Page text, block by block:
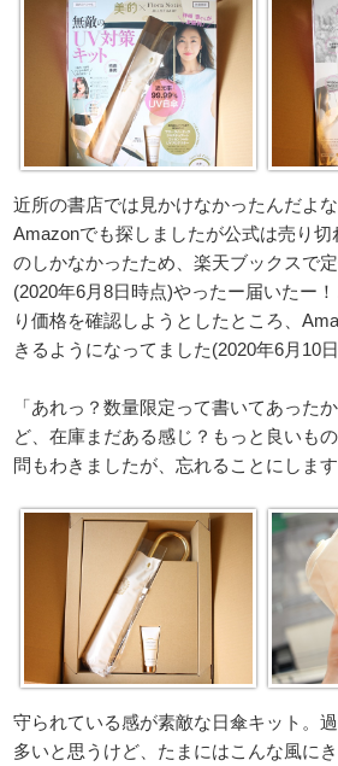
近所の書店では見かけなかったんだよ
Amazonでも探しましたが公式は売り
のしかなかったため、楽天ブックスで
(2020年6月8日時点)やったー届いたー
り価格を確認しようとしたところ、
きるようになってました(2020年6月10
「あれっ？数量限定って書いてあった
ど、在庫まだある感じ？もっと良いも
問もわきましたが、忘れることにします
守られている感が素敵な日傘キット。
多いと思うけど、たまにはこんな風に